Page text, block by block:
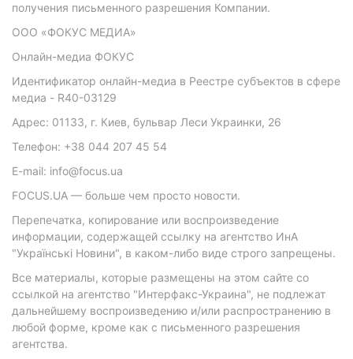
получения письменного разрешения Компании.
ООО «ФОКУС МЕДИА»
Онлайн-медиа ФОКУС
Идентификатор онлайн-медиа в Реестре субъектов в сфере
медиа - R40-03129
Адрес: 01133, г. Киев, бульвар Леси Украинки, 26
Телефон: +38 044 207 45 54
E-mail: info@focus.ua
FOCUS.UA — больше чем просто новости.
Перепечатка, копирование или воспроизведение
информации, содержащей ссылку на агентство ИнА
"Українські Новини", в каком-либо виде строго запрещены.
Все материалы, которые размещены на этом сайте со
ссылкой на агентство "Интерфакс-Украина", не подлежат
дальнейшему воспроизведению и/или распространению в
любой форме, кроме как с письменного разрешения
агентства.